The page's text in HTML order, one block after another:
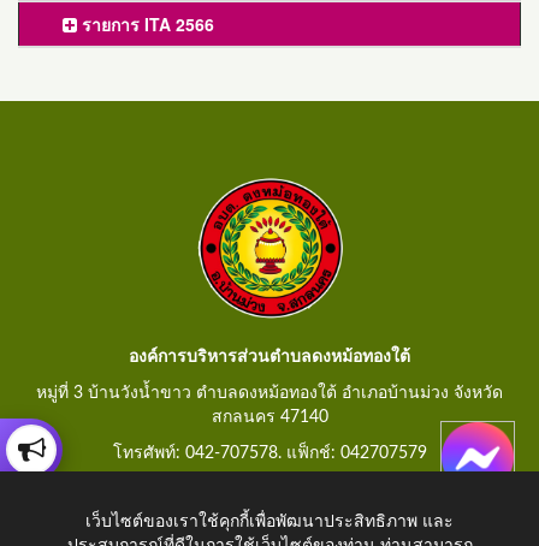
รายการ ITA 2566
องค์การบริหารส่วนตำบลดงหม้อทองใต้
หมู่ที่ 3 บ้านวังน้ำขาว ตำบลดงหม้อทองใต้ อำเภอบ้านม่วง จังหวัด
สกลนคร 47140
โทรศัพท์: 042-707578. แฟ็กช์: 042707579
เว็บไซต์ของเราใช้คุกกี้เพื่อพัฒนาประสิทธิภาพ และ